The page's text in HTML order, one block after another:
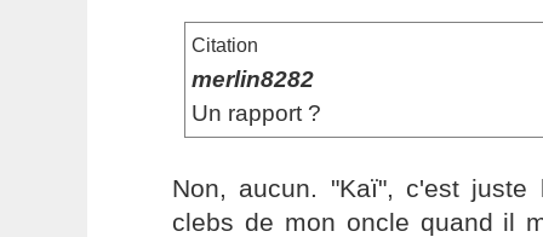
Citation
merlin8282
Un rapport ?
Non, aucun. "Kaï", c'est
clebs de mon oncle quand il